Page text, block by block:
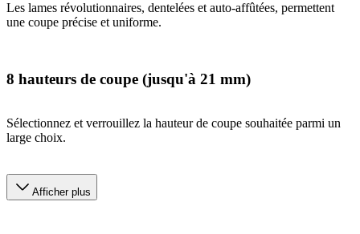
Les lames révolutionnaires, dentelées et auto-affûtées, permettent
une coupe précise et uniforme.
8 hauteurs de coupe (jusqu'à 21 mm)
Sélectionnez et verrouillez la hauteur de coupe souhaitée parmi un
large choix.
Afficher plus